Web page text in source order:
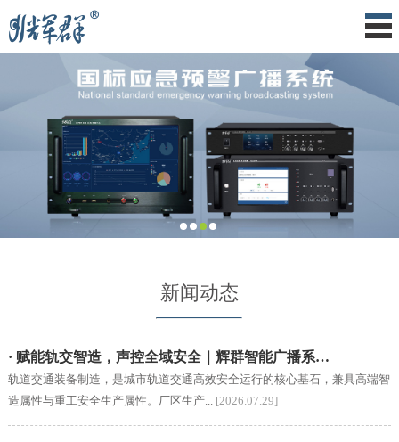
新闻动态
· 赋能轨交智造，声控全域安全｜辉群智能广播系…
轨道交通装备制造，是城市轨道交通高效安全运行的核心基石，兼具高端智
造属性与重工安全生产属性。厂区生产... [2026.07.29]